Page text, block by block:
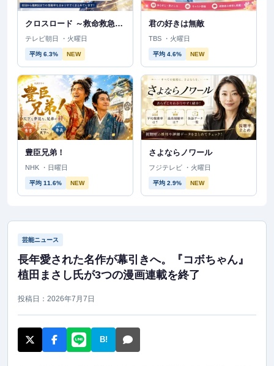
クロスロード ～救命救急の約束～
テレビ朝日 ・火曜日
平均 6.3% NEW
君の好きは無敵
TBS ・火曜日
平均 4.6% NEW
豊臣兄弟！
NHK ・日曜日
平均 11.6% NEW
さよならノワール
フジテレビ ・火曜日
平均 2.9% NEW
芸能ニュース
長年愛された名作が幕引きへ。『コボちゃん』
植田まさし氏が3つの漫画連載を終了
投稿日：2026年7月7日
B!